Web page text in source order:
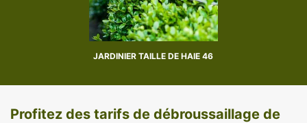
JARDINIER TAILLE DE HAIE 46
Profitez des tarifs de débroussaillage de